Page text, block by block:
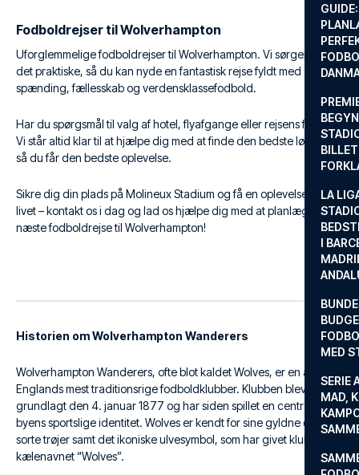
LA
I
MED
SERIE
MAD,
Fodboldrejser til Wolverhampton
Uforglemmelige fodboldrejser til Wolverhampton. Vi sørger for alt
det praktiske, så du kan nyde en fantastisk rejse fyldt med
spænding, fællesskab og verdensklassefodbold.
Har du spørgsmål til valg af hotel, flyafgange eller rejsens forløb?
Vi står altid klar til at hjælpe dig med at finde den bedste løsning,
så du får den bedste oplevelse.
Sikre dig din plads på Molineux Stadium og få en oplevelse for
livet – kontakt os i dag og lad os hjælpe dig med at planlægge din
næste fodboldrejse til Wolverhampton!
Historien om Wolverhampton Wanderers
Wolverhampton Wanderers, ofte blot kaldet Wolves, er en af
Englands mest traditionsrige fodboldklubber. Klubben blev
grundlagt den 4. januar 1877 og har siden spillet en central rolle i
byens sportslige identitet. Wolves er kendt for sine gyldne og
sorte trøjer samt det ikoniske ulvesymbol, som har givet klubben
kælenavnet “Wolves”.